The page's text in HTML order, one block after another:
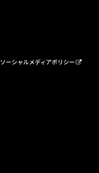
ソーシャルメディアポリシー